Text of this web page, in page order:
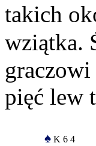
takich
wziątka.
graczowi
pięć lew
♠ K 6 4